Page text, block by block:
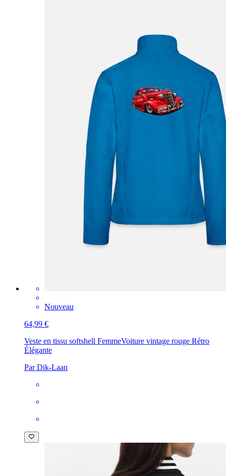
Nouveau
64,99 €
Veste en tissu softshell FemmeVoiture vintage rouge Rétro
Élégante
Par Dik-Laan